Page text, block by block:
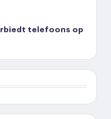
telefoons op